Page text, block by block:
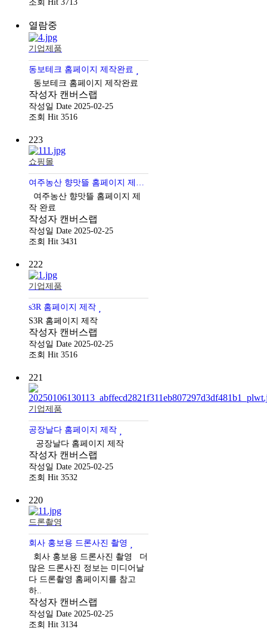
조회 Hit 3713
열람중
기업제품
동보테크 홈페이지 제작완료
동보테크 홈페이지 제작완료
작성자 캔버스랩
작성일 Date 2025-02-25
조회 Hit 3516
223
쇼핑몰
여주농산 향맛뜰 홈페이지 제
작 완료
작성자 캔버스랩
작성일 Date 2025-02-25
조회 Hit 3431
222
기업제품
s3R 홈페이지 제작
S3R 홈페이지 제작
작성자 캔버스랩
작성일 Date 2025-02-25
조회 Hit 3516
221
기업제품
공장날다 홈페이지 제작
공장날다 홈페이지 제작
작성자 캔버스랩
작성일 Date 2025-02-25
조회 Hit 3532
220
드론촬영
회사 홍보용 드론사진 촬영
회사 홍보용 드론사진 촬영 더
많은 드론사진 정보는 미디어날
다 드론촬영 홈페이지를 참고
하..
작성자 캔버스랩
작성일 Date 2025-02-25
조회 Hit 3134